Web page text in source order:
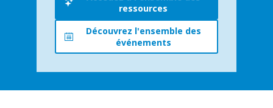
ressources
Découvrez l'ensemble des
événements